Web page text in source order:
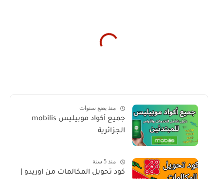
منذ بضع سنوات
جميع أكواد موبيليس mobilis
الجزائرية
منذ 5 سنة
كود تحويل المكالمات من اوريدو |